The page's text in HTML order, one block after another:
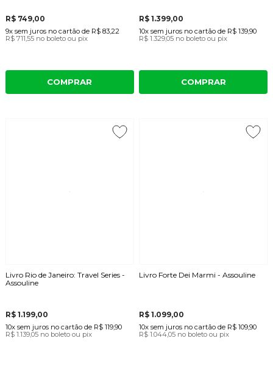
R$ 749,00
9x sem juros no cartãode R$ 83,22
R$ 711,55 no boleto ou pix
COMPRAR
R$ 1.399,00
10x sem juros no cartão de R$ 139,90
R$ 1.329,05 no boleto ou pix
COMPRAR
Livro Rio de Janeiro: Travel Series -
Assouline
R$ 1.199,00
10x sem juros no cartãode R$ 119,90
R$ 1.139,05 no boleto ou pix
Livro Forte Dei Marmi - Assouline
R$ 1.099,00
10x sem juros no cartão de R$ 109,90
R$ 1.044,05 no boleto ou pix